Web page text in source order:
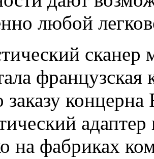
любой
заказу
на фабриках